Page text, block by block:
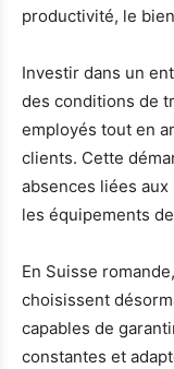
productivité, le
Investir dans un
des conditions de
employés tout en
clients. Cette
absences liées
les équipements
En Suisse
choisissent
capables de
constantes et